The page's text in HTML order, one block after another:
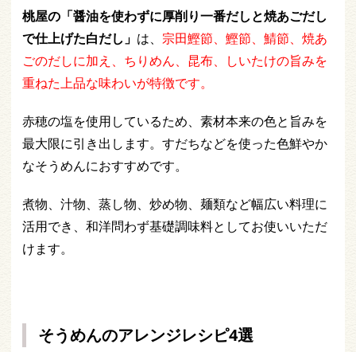
桃屋の「醤油を使わずに厚削り一番だしと焼あごだし
で仕上げた白だし」 は、 宗田鰹節、鰹節、鯖節、焼あ
ごのだしに加え、ちりめん、昆布、しいたけの旨みを
重ねた上品な味わいが特徴です。
赤穂の塩を使用しているため、素材本来の色と旨みを
最大限に引き出します。すだちなどを使った色鮮やか
なそうめんにおすすめです。
煮物、汁物、蒸し物、炒め物、麺類など幅広い料理に
活用でき、和洋問わず基礎調味料としてお使いいただ
けます。
そうめんのアレンジレシピ4選